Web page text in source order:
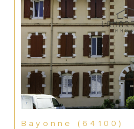
Bayonne (64100)